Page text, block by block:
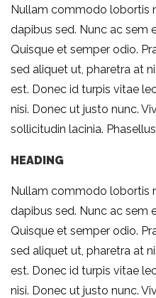
Nullam commodo lobortis
dapibus sed. Nunc ac sem
Quisque et semper odio.
sed aliquet ut, pharetra at
est. Donec id turpis vitae
nisi. Donec ut justo nunc.
sollicitudin lacinia.
HEADING
Nullam commodo lobortis
dapibus sed. Nunc ac sem
Quisque et semper odio.
sed aliquet ut, pharetra at
est. Donec id turpis vitae
nisi. Donec ut justo nunc.